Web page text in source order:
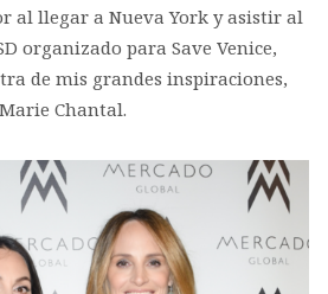
al llegar a Nueva York y asistir al
organizado para Save Venice,
de mis grandes inspiraciones,
Marie Chantal.